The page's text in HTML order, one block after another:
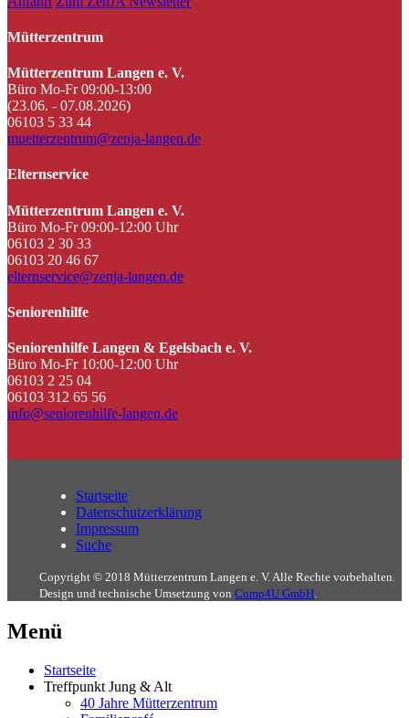
Mütterzentrum
Mütterzentrum Langen e. V.
Büro Mo-Fr 09:00-13:00
(23.06. - 07.08.2026)
06103 5 33 44
muetterzentrum@zenja-langen.de
Elternservice
Mütterzentrum Langen e. V.
Büro Mo-Fr 09:00-12:00 Uhr
06103 2 30 33
06103 20 46 67
elternservice@zenja-langen.de
Seniorenhilfe
Seniorenhilfe Langen & Egelsbach e. V.
Büro Mo-Fr 10:00-12:00 Uhr
06103 2 25 04
06103 312 65 56
info@seniorenhilfe-langen.de
Startseite
Datenschutzerklärung
Impressum
Suche
Copyright © 2018 Mütterzentrum Langen e. V. Alle Rechte vorbehalten.
Design und technische Umsetzung von Comp4U GmbH.
Menü
Startseite
Treffpunkt Jung & Alt
40 Jahre Mütterzentrum